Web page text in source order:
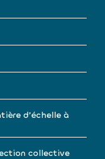
d’échelle à
collective